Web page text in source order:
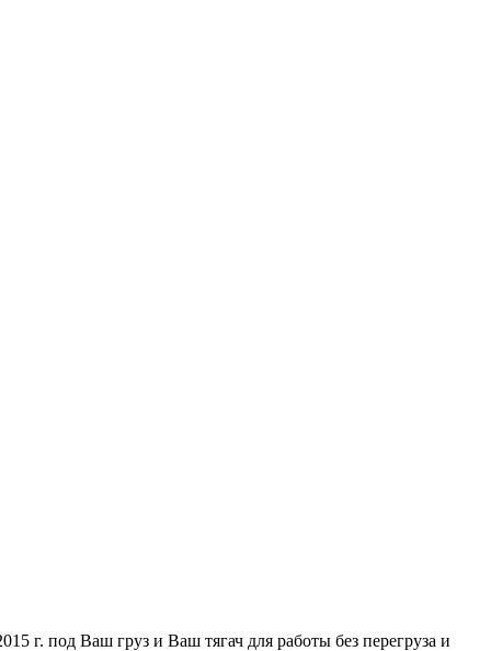
г. под Ваш груз и Ваш тягач для работы без перегруза и